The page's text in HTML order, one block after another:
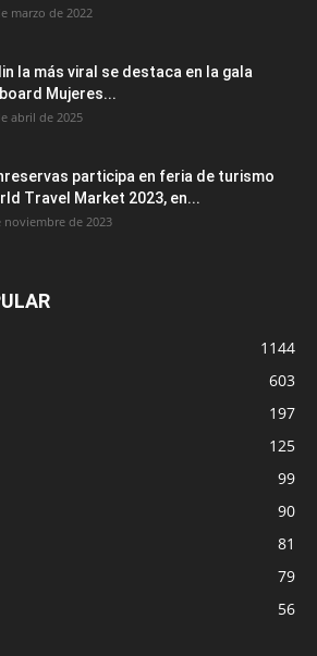
marzo de 2022
la más viral se destaca en la gala
Mujeres...
abril de 2025
participa en feria de turismo
Travel Market 2023, en...
noviembre de 2023
1144
603
197
125
99
90
81
79
56